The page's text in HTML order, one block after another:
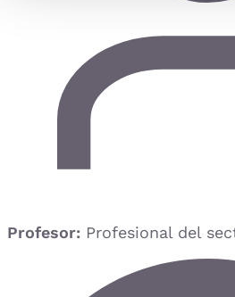
Profesor: Profesional del